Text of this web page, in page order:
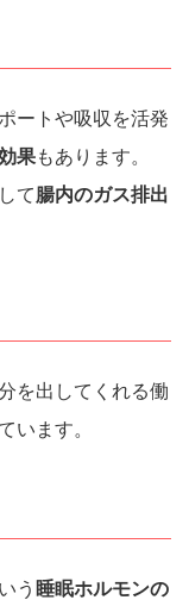
ートや吸収を活発
果もあります。
て腸内のガス排出
を出してくれる働
います。
う 睡眠ホルモンの